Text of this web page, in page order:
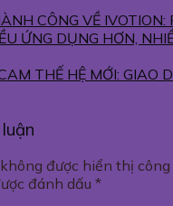
CÔNG VỀ IVOTION:
ỨNG DỤNG HƠN,
THẾ HỆ MỚI: GIAO
được hiển thị công
đánh dấu *